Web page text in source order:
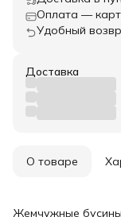
Оплата —
Удобный
Доставка
О товаре
Жемчужные